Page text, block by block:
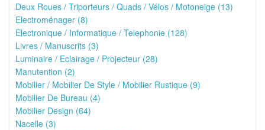
Deux Roues / Triporteurs / Quads / Vélos / Motoneige (13)
Electroménager (8)
Electronique / Informatique / Telephonie (128)
Livres / Manuscrits (3)
Luminaire / Eclairage / Projecteur (28)
Manutention (2)
Mobilier / Mobilier De Style / Mobilier Rustique (9)
Mobilier De Bureau (4)
Mobilier Design (64)
Nacelle (3)